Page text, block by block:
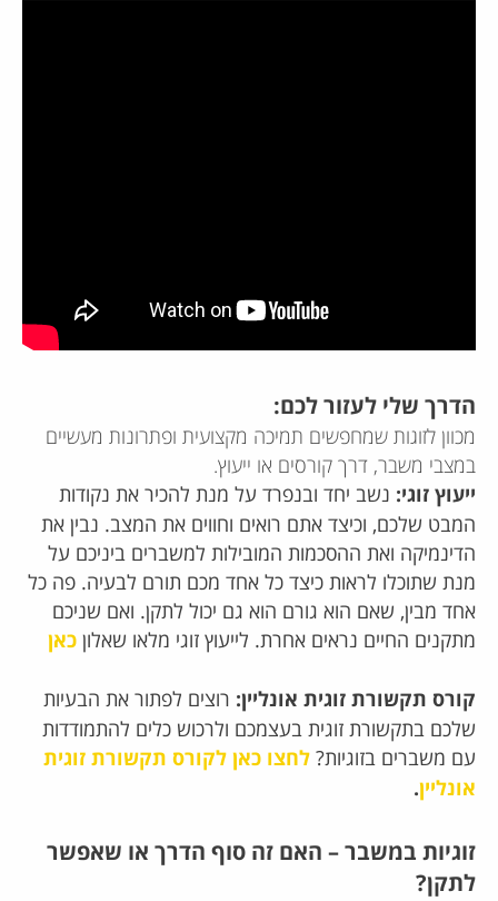
הדרך שלי לעזור לכם:
מכוון לזוגות שמחפשים תמיכה מקצועית ופתרונות מעשיים
במצבי משבר, דרך קורסים או ייעוץ.
ייעוץ זוגי: נשב יחד ובנפרד על מנת להכיר את נקודות
המבט שלכם, וכיצד אתם רואים וחווים את המצב. נבין את
הדינמיקה ואת ההסכמות המובילות למשברים ביניכם על
מנת שתוכלו לראות כיצד כל אחד מכם תורם לבעיה. פה כל
אחד מבין, שאם הוא גורם הוא גם יכול לתקן. ואם שניכם
מתקנים החיים נראים אחרת. לייעוץ זוגי מלאו שאלון כאן
קורס תקשורת זוגית אונליין: רוצים לפתור את הבעיות
שלכם בתקשורת זוגית בעצמכם ולרכוש כלים להתמודדות
עם משברים בזוגיות? לחצו כאן לקורס תקשורת זוגית
אונליין.
זוגיות במשבר – האם זה סוף הדרך או שאפשר
לתקן?